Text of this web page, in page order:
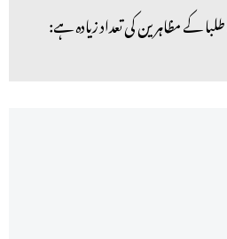
کے مظاہرین کی تعداد زیادہ ہے: